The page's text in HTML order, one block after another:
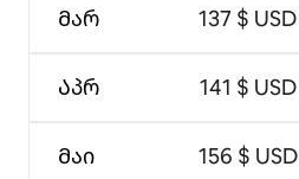
Მარ
Აპრ
Მაი
137 $ USD
141 $ USD
156 $ USD